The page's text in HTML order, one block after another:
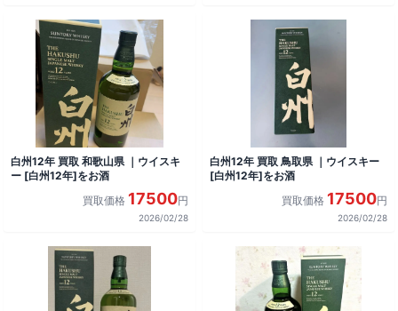
白州12年 買取 和歌山県 ｜ウイスキ
ー [白州12年]をお酒
買取価格 17500円
2026/02/28
白州12年 買取 鳥取県 ｜ウイスキー
[白州12年]をお酒
買取価格 17500円
2026/02/28